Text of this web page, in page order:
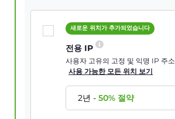
새로운 위치가 추가되었습니다
전용 IP
사용자 고유의 고정 및 익명 IP 주소
사용 가능한 모든 위치 보기
2년-50% 절약